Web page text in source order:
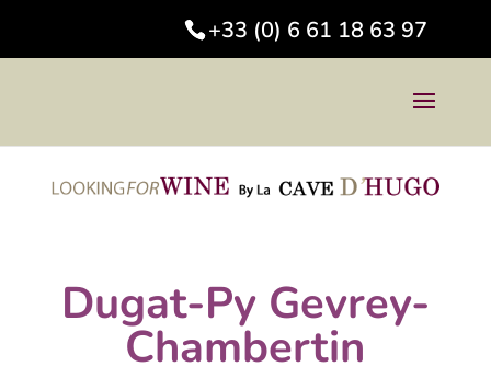
+33 (0) 6 61 18 63 97
Dugat-Py Gevrey-
Chambertin